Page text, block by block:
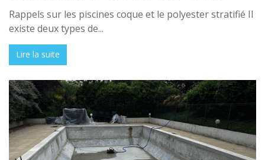
Rappels sur les piscines coque et le polyester stratifié Il
existe deux types de...
Lire la suite